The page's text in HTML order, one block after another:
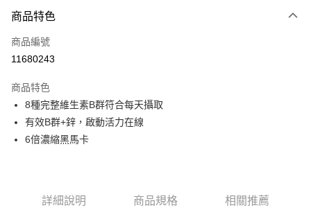
信用卡一次付款
LINE Pay
街口支付
悠遊付
貨到付款
商品特色
商品編號
11680243
商品特色
8種完整維生素B群符合每天攝取
有效B群+鋅，啟動活力在線
6倍濃縮黑馬卡
詳細說明 商品規格 相關推薦